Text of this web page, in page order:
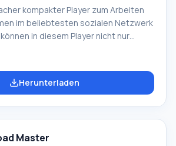
kompakter Player zum Arbeiten
im beliebtesten sozialen Netzwerk
in diesem Player nicht nur
Ihren PC herunterladen. Mit dem
können Sie die Musik von
Communities und Ihren Freunden
es Ihnen, nach bestimmten
Herunterladen
Master